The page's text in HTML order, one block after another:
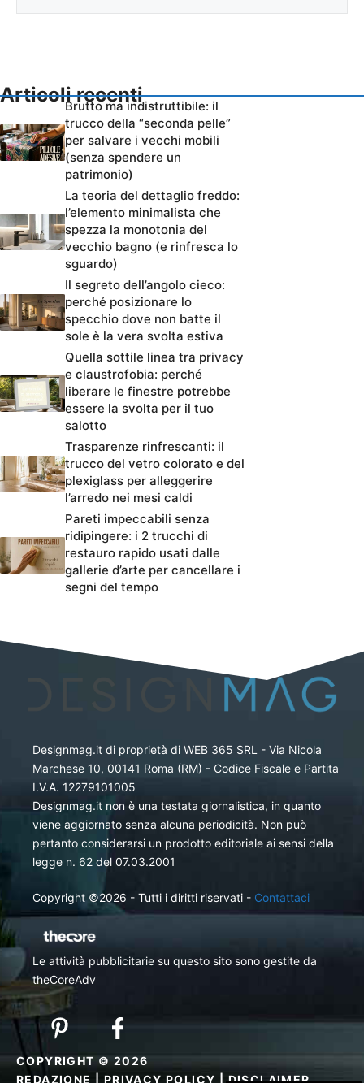
Articoli recenti
Brutto ma indistruttibile: il
trucco della “seconda pelle”
per salvare i vecchi mobili
(senza spendere un
patrimonio)
La teoria del dettaglio freddo:
l’elemento minimalista che
spezza la monotonia del
vecchio bagno (e rinfresca lo
sguardo)
Il segreto dell’angolo cieco:
perché posizionare lo
specchio dove non batte il
sole è la vera svolta estiva
Quella sottile linea tra privacy
e claustrofobia: perché
liberare le finestre potrebbe
essere la svolta per il tuo
salotto
Trasparenze rinfrescanti: il
trucco del vetro colorato e del
plexiglass per alleggerire
l’arredo nei mesi caldi
Pareti impeccabili senza
ridipingere: i 2 trucchi di
restauro rapido usati dalle
gallerie d’arte per cancellare i
segni del tempo
Designmag.it di proprietà di WEB 365 SRL - Via Nicola
Marchese 10, 00141 Roma (RM) - Codice Fiscale e Partita
I.V.A. 12279101005
Designmag.it non è una testata giornalistica, in quanto
viene aggiornato senza alcuna periodicità. Non può
pertanto considerarsi un prodotto editoriale ai sensi della
legge n. 62 del 07.03.2001
Copyright ©2026 - Tutti i diritti riservati - Contattaci
Le attività pubblicitarie su questo sito sono gestite da
theCoreAdv
COPYRIGHT © 2026
REDAZIONE
PRIVACY POLICY |DISCLAIMER